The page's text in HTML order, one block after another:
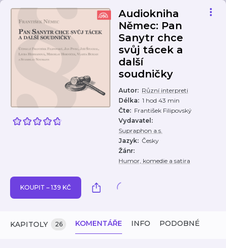
Audiokniha
Němec: Pan
Sanytr chce
svůj tácek a
další
soudničky
Autor: Různí interpreti
Délka: 1 hod 43 min
Čte: František Filipovský
Vydavatel :
Supraphon a.s.
Jazyk: Česky
Žánr:
Humor, komedie a satira
KOUPIT – 139 KČ
KAPITOLY 26 KOMENTÁŘE INFO PODOBNÉ